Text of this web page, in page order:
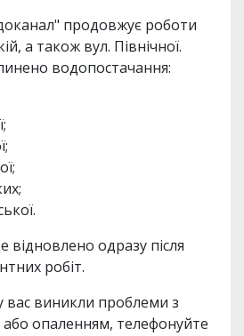
продовжує роботи
а також вул. Північної.
водопостачання:
відновлено одразу після
робіт.
вас виникли проблеми з
опаленням, телефонуйте